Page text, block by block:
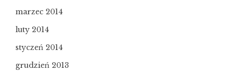
marzec 2014
luty 2014
styczeń 2014
grudzień 2013